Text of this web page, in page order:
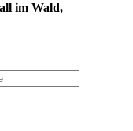
im Wald,